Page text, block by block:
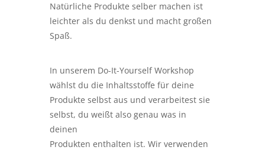
Natürliche Produkte selber machen ist
leichter als du denkst und macht großen
Spaß.
In unserem Do-It-Yourself Workshop
wählst du die Inhaltsstoffe für deine
Produkte selbst aus und verarbeitest sie
selbst, du weißt also genau was in
deinen
Produkten enthalten ist. Wir verwenden